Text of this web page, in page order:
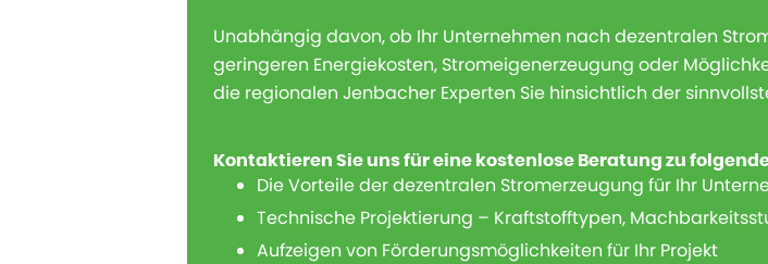
Unabhängig davon, ob Ihr Unternehmen nach dezentralen
geringeren Energiekosten, Stromeigenerzeugung oder
die regionalen Jenbacher Experten Sie hinsichtlich der
Kontaktieren Sie uns für eine kostenlose Beratung zu
Die Vorteile der dezentralen Stromerzeugung für Ihr
Technische Projektierung – Kraftstofftypen,
Aufzeigen von Förderungsmöglichkeiten für Ihr Projekt